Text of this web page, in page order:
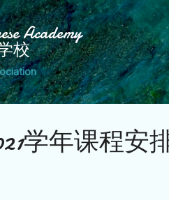
Skip to
Academy
校
学年课程安